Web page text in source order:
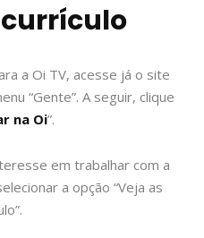
a Oi TV, acesse já o site
“Gente”. A seguir, clique
na Oi”.
em trabalhar com a
a opção “Veja as